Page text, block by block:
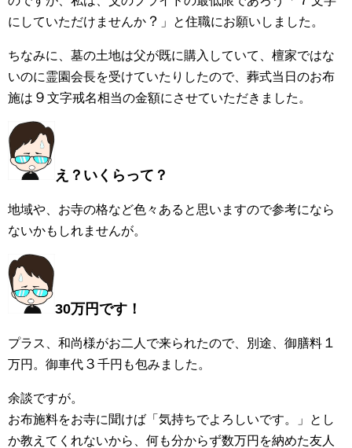
にしていただけませんか ？ 」と住職にお願いしました。
ちなみに、墓の土地は父が既に購入していて、檀家ではな
いのに霊園会長を受けていたりしたので、葬式当日のお布
施は ９ 文字戒名相当の金額にさせていただきました。
え？いくらって？
地域や、お寺の格など色々あると思いますので参考になら
ないかもしれませんが。
30万円です！
プラス、和尚様がお二人で来られたので、別途、御膳料 １
万円。御車代 ３ 千円も包みました。
余談ですが。
お布施料をお寺に聞けば「気持ちでよろしいです。」とし
か教えてくれないから、何も分からず数万円を納めた友人